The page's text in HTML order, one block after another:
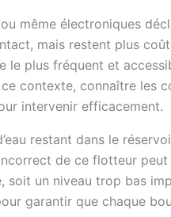
même électroniques
mais restent plus
le plus fréquent et
contexte, connaître les
intervenir efficacement.
restant dans le
de ce flotteur
soit un niveau trop bas
garantir que chaque